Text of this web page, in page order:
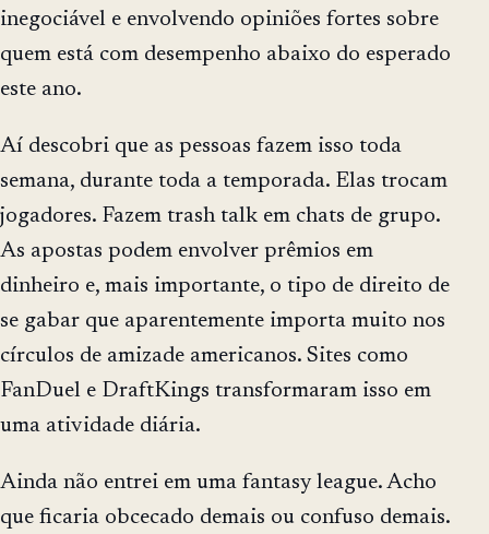
inegociável e envolvendo opiniões fortes sobre
quem está com desempenho abaixo do esperado
este ano.
Aí descobri que as pessoas fazem isso toda
semana, durante toda a temporada. Elas trocam
jogadores. Fazem trash talk em chats de grupo.
As apostas podem envolver prêmios em
dinheiro e, mais importante, o tipo de direito de
se gabar que aparentemente importa muito nos
círculos de amizade americanos. Sites como
FanDuel e DraftKings transformaram isso em
uma atividade diária.
Ainda não entrei em uma fantasy league. Acho
que ficaria obcecado demais ou confuso demais.